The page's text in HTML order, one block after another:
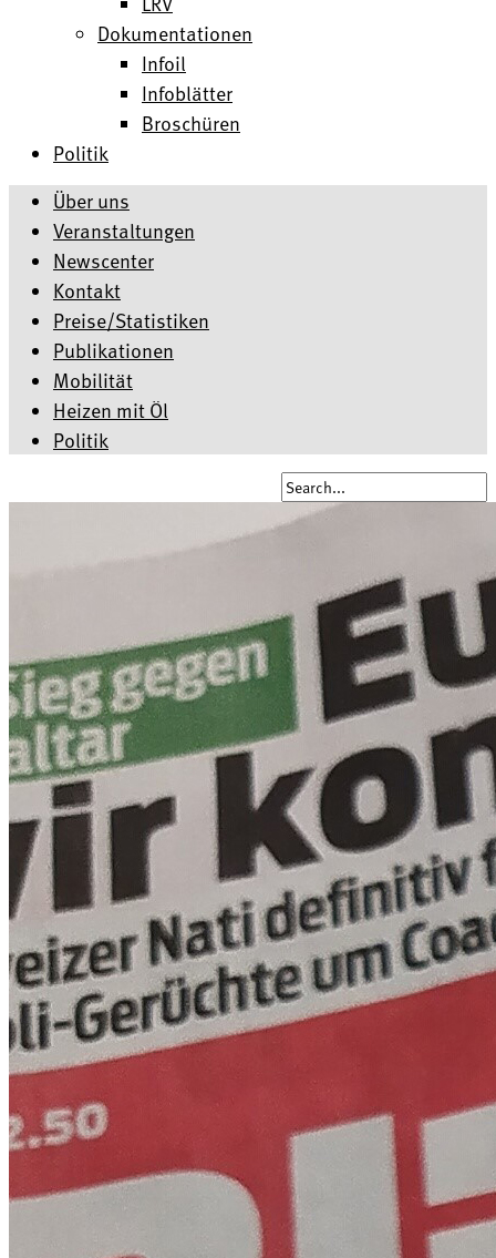
Dokumentationen
Infoil
Infoblätter
Broschüren
Politik
Über uns
Veranstaltungen
Newscenter
Kontakt
Preise/Statistiken
Publikationen
Mobilität
Heizen mit Öl
Politik